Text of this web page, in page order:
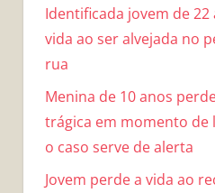
Identificada jovem de
vida ao ser alvejada no
rua
Menina de 10 anos
trágica em momento de
o caso serve de alerta
Jovem perde a vida ao